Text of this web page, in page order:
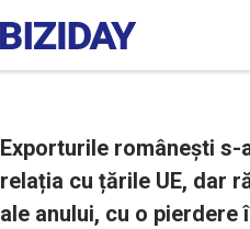
Exporturile românești s-
relația cu țările UE, dar
ale anului, cu o pierdere